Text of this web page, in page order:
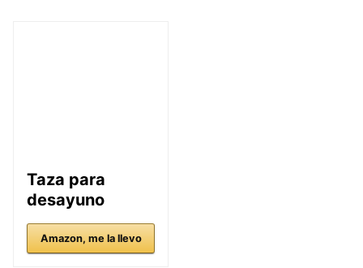
Taza para
desayuno
Amazon, me la llevo